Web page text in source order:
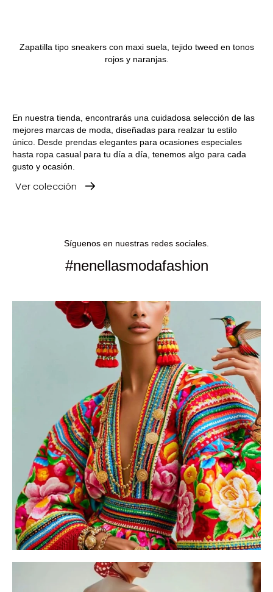
Zapatilla tipo sneakers con maxi suela, tejido tweed en tonos
rojos y naranjas.
En nuestra tienda, encontrarás una cuidadosa selección de las
mejores marcas de moda, diseñadas para realzar tu estilo
único. Desde prendas elegantes para ocasiones especiales
hasta ropa casual para tu día a día, tenemos algo para cada
gusto y ocasión.
Ver colección
Síguenos en nuestras redes sociales.
#nenellasmodafashion